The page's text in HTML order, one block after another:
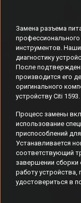
Замена разъема
инструментов.
диагностику
После
производится его
оригинального
устройству Citi 1593.
Процесс замены
использование
приспособлений
Устанавливается
соответствующий
завершении сборки
работу
удостовериться в